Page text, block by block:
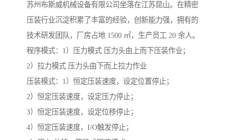
苏州布斯威机械设备有限公司坐落在江苏昆山。在精密
压装行业沉淀积累了丰富的经验，创新能力强，拥有的
技术研发团队，厂房占地 1500 ㎡，生产员工 20 余人。
程序模式：1）压力模式 压力头由上而下压装作业；
2）拉力模式 压力头由下而上拉力作业
压装模式：1）恒定压装速度，设定位置停止；
2）恒定压装速度，设定压力停止；
3）恒定压装速度，设定位移停止；
4）恒定压装速度，I/O触发停止；